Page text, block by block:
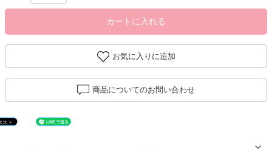
カートに入れる
お気に入りに追加
商品についてのお問い合わせ